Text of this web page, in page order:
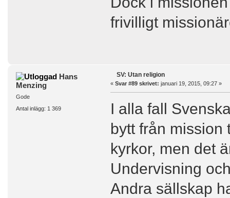
frivilligt
Hans
Menzing
Gode
Antal inlägg: 1 369
SV: Utan religion
« Svar #89 skrivet: januari 19, 2015, 09:27 »
I alla fall
bytt från mission
kyrkor, men det
Undervisning
Andra sällskap